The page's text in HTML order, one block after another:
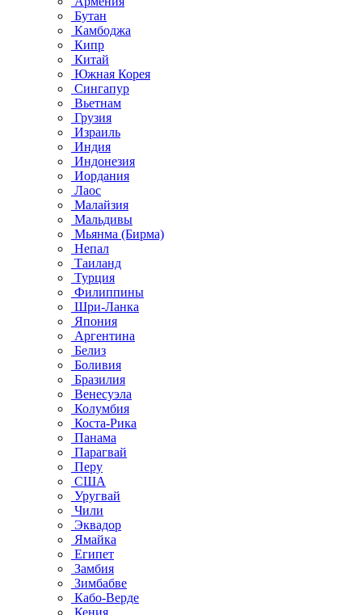
Бутан
Камбоджа
Кипр
Китай
Южная Корея
Сингапур
Вьетнам
Грузия
Израиль
Индия
Индонезия
Иордания
Лаос
Малайзия
Мальдивы
Мьянма (Бирма)
Непал
Таиланд
Турция
Филиппины
Шри-Ланка
Япония
Аргентина
Белиз
Боливия
Бразилия
Венесуэла
Колумбия
Коста-Рика
Панама
Парагвай
Перу
США
Уругвай
Чили
Эквадор
Ямайка
Египет
Замбия
Зимбабве
Кабо-Верде
Кения